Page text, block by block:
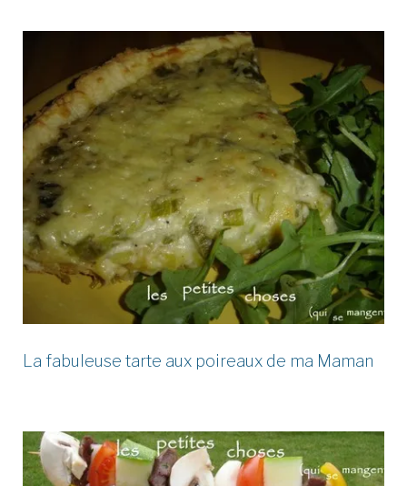
La fabuleuse tarte aux poireaux de ma Maman